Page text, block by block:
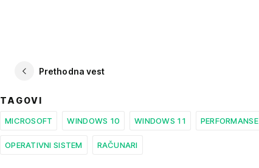
Prethodna vest
TAGOVI
MICROSOFT WINDOWS 10 WINDOWS 11 PERFORMANSE
OPERATIVNI SISTEM RAČUNARI